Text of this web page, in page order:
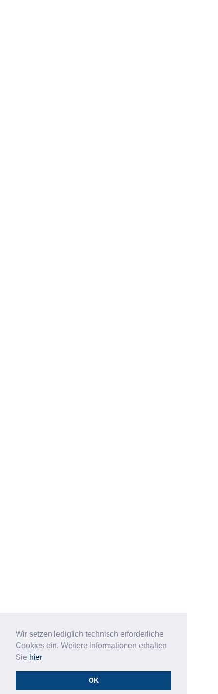
Wir setzen lediglich technisch erforderliche
Cookies ein. Weitere Informationen erhalten
Sie hier
OK